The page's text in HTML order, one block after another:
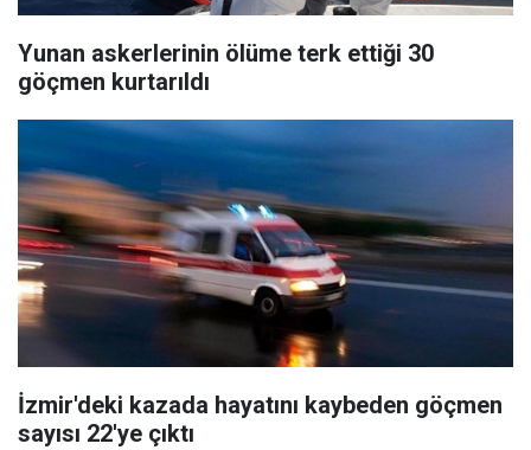
Yunan askerlerinin ölüme terk ettiği 30
göçmen kurtarıldı
İzmir'deki kazada hayatını kaybeden göçmen
sayısı 22'ye çıktı